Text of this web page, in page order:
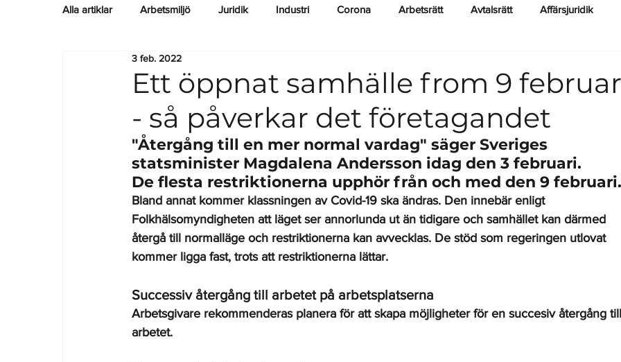
Alla artiklar Arbetsmiljö Juridik Industri Corona Arbetsrätt Avtalsrätt Affärsjuridik
Entreprenad
Ett öppnat samhälle from 9
- så påverkar det företagandet
3 feb. 2022
"Återgång till en mer normal vardag" säger Sveriges
statsminister Magdalena Andersson idag den 3 februari.
De flesta restriktionerna upphör från och med den 9 februari.
Bland annat kommer klassningen av Covid-19 ska ändras. Den innebär enligt
Folkhälsomyndigheten att läget ser annorlunda ut än tidigare och samhället kan därmed
återgå till normalläge och restriktionerna kan avvecklas. De stöd som regeringen utlovat
kommer ligga fast, trots att restriktionerna lättar.
Successiv återgång till arbetet på arbetsplatserna
Arbetsgivare rekommenderas planera för att skapa möjligheter för en succesiv återgång
arbetet.